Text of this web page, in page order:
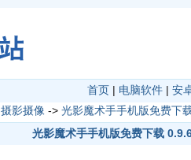
首页 | 电脑软件 | 安
摄影摄像 -> 光影魔术手手机版免费下
光影魔术手手机版免费下载